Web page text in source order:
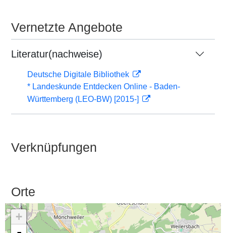
Vernetzte Angebote
Literatur(nachweise)
Deutsche Digitale Bibliothek
* Landeskunde Entdecken Online - Baden-
Württemberg (LEO-BW) [2015-]
Verknüpfungen
Orte
+